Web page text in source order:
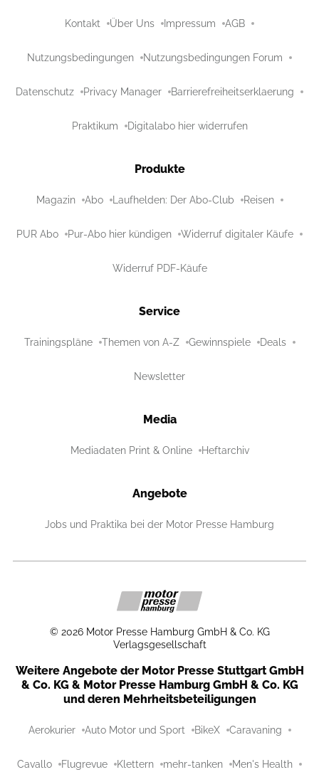
Kontakt Über Uns Impressum AGB
Nutzungsbedingungen Nutzungsbedingungen Forum
Datenschutz Privacy Manager Barrierefreiheitserklaerung
Praktikum Digitalabo hier widerrufen
Produkte
Magazin Abo Laufhelden: Der Abo-Club Reisen
PUR Abo Pur-Abo hier kündigen Widerruf digitaler Käufe
Widerruf PDF-Käufe
Service
Trainingspläne Themen von A-Z Gewinnspiele Deals
Newsletter
Media
Mediadaten Print & Online Heftarchiv
Angebote
Jobs und Praktika bei der Motor Presse Hamburg
© 2026 Motor Presse Hamburg GmbH & Co. KG
Verlagsgesellschaft
Weitere Angebote der Motor Presse Stuttgart GmbH
& Co. KG & Motor Presse Hamburg GmbH & Co. KG
und deren Mehrheitsbeteiligungen
Aerokurier Auto Motor und Sport BikeX Caravaning
Cavallo Flugrevue Klettern mehr-tanken Men's Health